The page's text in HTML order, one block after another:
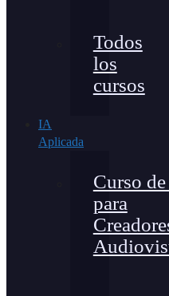
Todos
los
cursos
IA
Aplicada
Curso
para